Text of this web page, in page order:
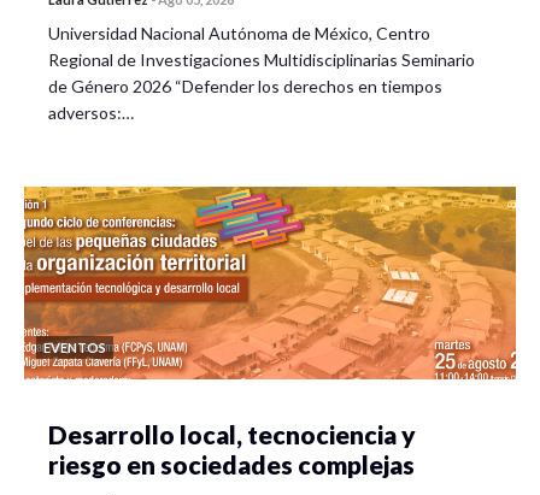
Universidad Nacional Autónoma de México, Centro
Regional de Investigaciones Multidisciplinarias Seminario
de Género 2026 “Defender los derechos en tiempos
adversos:…
EVENTOS
Desarrollo local, tecnociencia y
riesgo en sociedades complejas